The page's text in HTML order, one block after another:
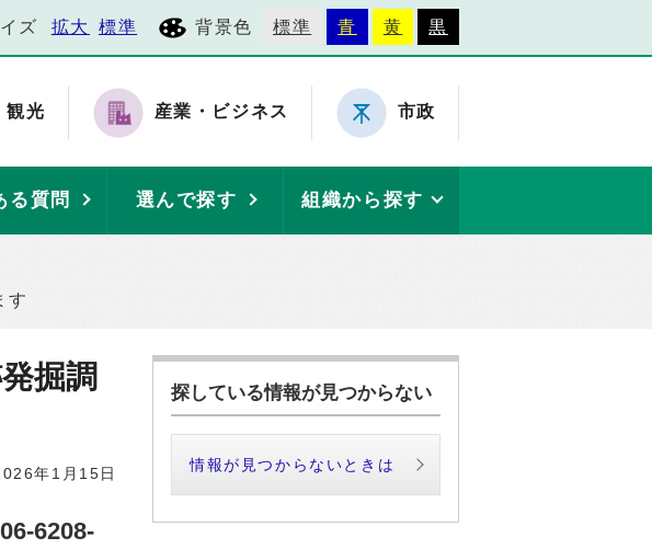
ズ 拡大 標準 背景色 標準 青 黄 黒
観光 産業・ビジネス 市政
る質問 選んで探す 組織から探す
す
掘調
年1月15日
6208-
探している情報が見つからない
情報が見つからないときは